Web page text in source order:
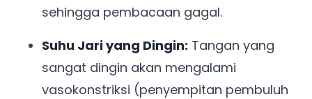
sehingga pembacaan gagal.
Suhu Jari yang Dingin: Tangan yang
sangat dingin akan mengalami
vasokonstriksi (penyempitan pembuluh